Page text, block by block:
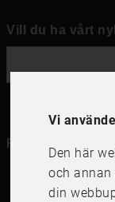
Vi
Den här
och
din
Vill du ha vårt
Följ oss i dina